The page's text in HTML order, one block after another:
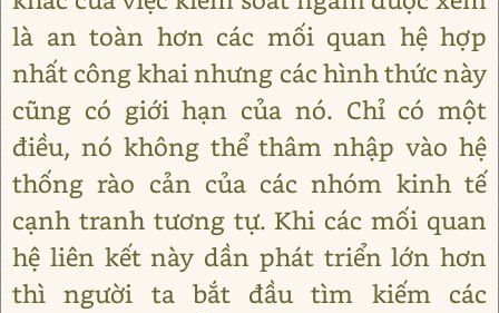
là an toàn hơn các mối quan hệ hợp
nhất công khai nhưng các hình thức này
cũng có giới hạn của nó. Chỉ có một
điều, nó không thể thâm nhập vào hệ
thống rào cản của các nhóm kinh tế
cạnh tranh tương tự. Khi các mối quan
hệ liên kết này dần phát triển lớn hơn
thì người ta bắt đầu tìm kiếm các